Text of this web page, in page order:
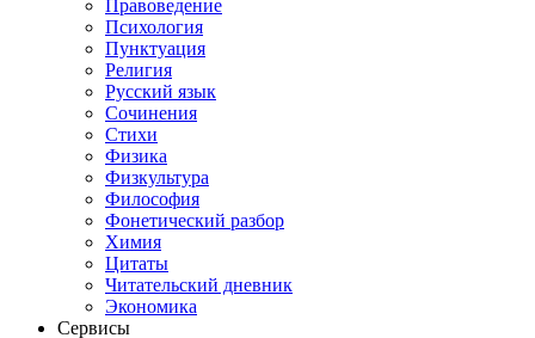
Правоведение
Психология
Пунктуация
Религия
Русский язык
Сочинения
Стихи
Физика
Физкультура
Философия
Фонетический разбор
Химия
Цитаты
Читательский дневник
Экономика
Сервисы